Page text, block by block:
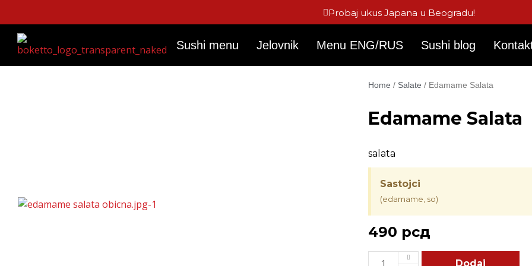
to
content
Probaj ukus Japana u Beogradu!
Sushi menu Jelovnik Menu ENG/RUS Sushi blog
Home / Salate / Edamame Salata
Edamame Salata
salata
Sastojci
(edamame, so)
490 рсд
Edamame
Dodaj